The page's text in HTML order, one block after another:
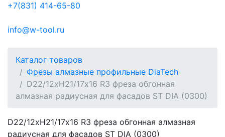
+7(831) 414-65-80
info@w-tool.ru
Каталог товаров
Фрезы алмазные профильные DiaTech
D22/12хH21/17х16 R3 фреза обгонная
алмазная радиусная для фасадов ST DIA (0300)
D22/12хH21/17х16 R3 фреза обгонная алмазная
радиусная для фасадов ST DIA (0300)